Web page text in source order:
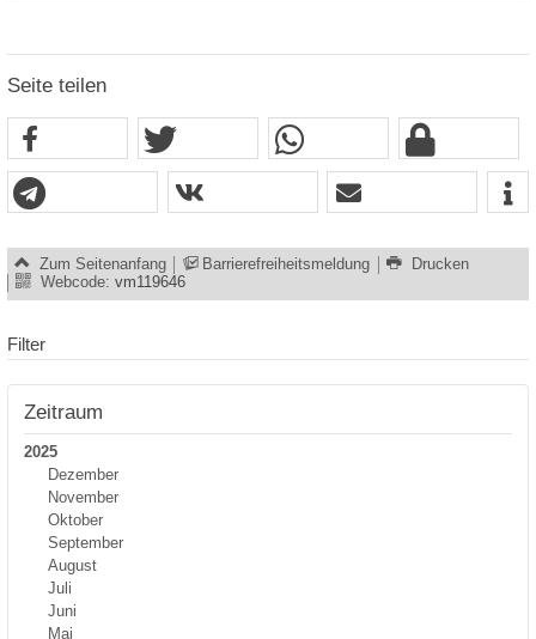
Seite teilen
Zum Seitenanfang Barrierefreiheitsmeldung
Drucken
Webcode: vm119646
Filter
Zeitraum
2025
Dezember
November
Oktober
September
August
Juli
Juni
Mai